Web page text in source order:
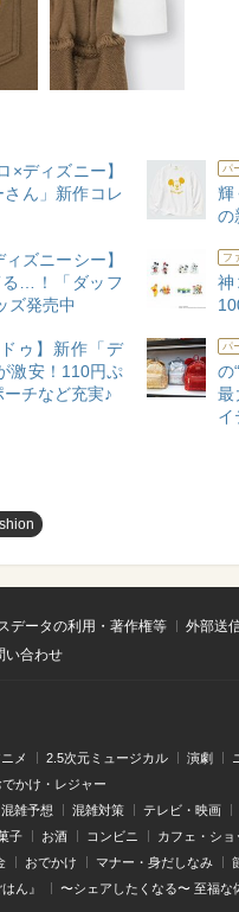
×ディズニー】
ん」新作コレ
パ
輝
の
ィズニーシー】
…！「ダッフ
ズ発売中
フ
神
ドゥ】新作「デ
激安！110円ぷ
チなど充実♪
パ
の
最
イ
データの利用・著作権等 外部送
い合わせ
メ 2.5次元ミュージカル 演劇
でかけ・レジャー
混雑予想 混雑対策 テレビ・映画
子 お酒 コンビニ カフェ・ショ
おでかけ マナー・身だしなみ
ん』 〜シェアしたくなる〜 至福な